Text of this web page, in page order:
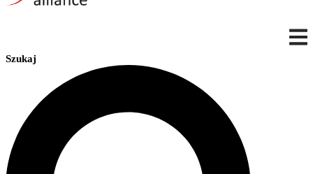
Szukaj